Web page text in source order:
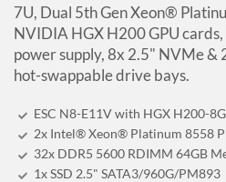
7U, Dual 5th Gen Xeon®
NVIDIA HGX H200 GPU
power supply, 8x 2.5" NVMe &
hot-swappable drive bays.
ESC N8-E11V with HGX H200-
2x Intel® Xeon® Platinum 8558
32x DDR5 5600 RDIMM 64GB
1x SSD 2.5" SATA3/960G/PM893